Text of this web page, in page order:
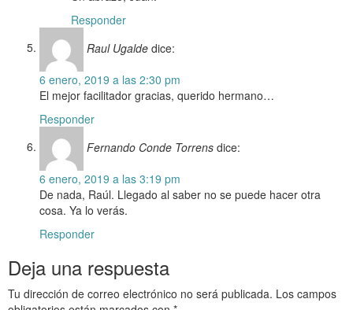
Responder
Raul Ugalde dice:
6 enero, 2019 a las 2:30 pm
El mejor facilitador gracias, querido hermano…
Responder
Fernando Conde Torrens dice:
6 enero, 2019 a las 3:19 pm
De nada, Raúl. Llegado al saber no se puede hacer otra
cosa. Ya lo verás.
Responder
Deja una respuesta
Tu dirección de correo electrónico no será publicada. Los campos